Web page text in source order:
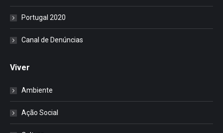
Portugal 2020
Canal de Denúncias
Viver
Ambiente
Ação Social